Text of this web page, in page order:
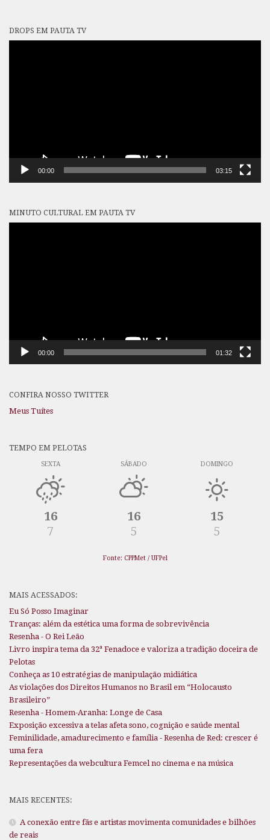
DROPS EM PAUTA TV
00:00 03:15
MINUTO CULTURAL EM PAUTA TV
00:00 01:32
CONFIRA NOSSO TWITTER
Meus Tuítes
TEMPO EM PELOTAS
SEXTA
16
7
SÁBADO
16
5
DOMINGO
15
5
Fonte: CPPMet / UFPel
MAIS ACESSADOS:
Eu Só Posso Imaginar
Tranças: além da estética uma forma de sobrevivência
Resenha - O Rei Leão
Livro inspira tema da 32ª Fenadoce e valoriza a tradição doceira de
Pelotas
Conheça as 10 estratégias de manipulação midiática
As violações dos Direitos Humanos no Brasil em “Holocausto
Brasileiro”
Resenha - Homem-Aranha: Longe de Casa
Exposição excessiva a telas afeta sono, cognição e saúde mental
Feminilidade, amadurecimento e família - Resenha de Red: crescer é
uma fera
Representações da webcultura Femcel no cinema e na música
MAIS RECENTES:
A conexão entre fãs e artistas movimenta comunidades e bilhões
de reais